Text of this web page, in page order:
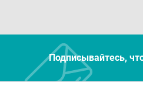
Подписывайтесь,